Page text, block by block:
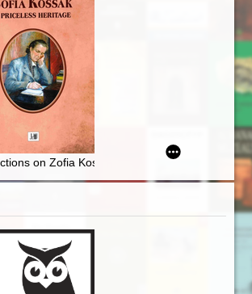
w Kłodzku
on Zofia Kossak's story "Wigilia na